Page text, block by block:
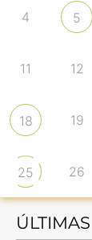
4 5
11 12
18 19
25 26